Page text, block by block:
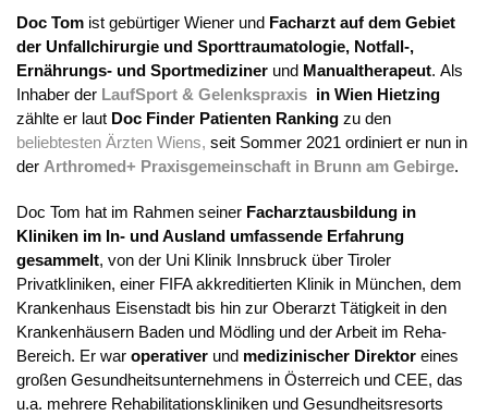
Doc Tom ist gebürtiger Wiener und Facharzt auf dem Gebiet
der Unfallchirurgie und Sporttraumatologie, Notfall-,
Ernährungs- und Sportmediziner und Manualtherapeut. Als
Inhaber der LaufSport & Gelenkspraxis in Wien Hietzing
zählte er laut Doc Finder Patienten Ranking zu den
beliebtesten Ärzten Wiens, seit Sommer 2021 ordiniert er nun in
der Arthromed+ Praxisgemeinschaft in Brunn am Gebirge.
Doc Tom hat im Rahmen seiner Facharztausbildung in
Kliniken im In- und Ausland umfassende Erfahrung
gesammelt, von der Uni Klinik Innsbruck über Tiroler
Privatkliniken, einer FIFA akkreditierten Klinik in München, dem
Krankenhaus Eisenstadt bis hin zur Oberarzt Tätigkeit in den
Krankenhäusern Baden und Mödling und der Arbeit im Reha-
Bereich. Er war operativer und medizinischer Direktor eines
großen Gesundheitsunternehmens in Österreich und CEE, das
u.a. mehrere Rehabilitationskliniken und Gesundheitsresorts